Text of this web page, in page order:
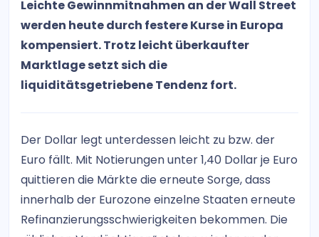
Leichte Gewinnmitnahmen an der Wall Street
werden heute durch festere Kurse in Europa
kompensiert. Trotz leicht überkaufter
Marktlage setzt sich die
liquiditätsgetriebene Tendenz fort.
Der Dollar legt unterdessen leicht zu bzw. der
Euro fällt. Mit Notierungen unter 1,40 Dollar je Euro
quittieren die Märkte die erneute Sorge, dass
innerhalb der Eurozone einzelne Staaten erneute
Refinanzierungsschwierigkeiten bekommen. Die